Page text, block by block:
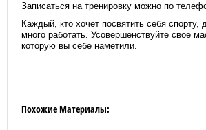
Записаться на тренировку можно по
Каждый, кто хочет посвятить себя
много работать. Усовершенствуйте свое
которую вы себе наметили.
Похожие Материалы: